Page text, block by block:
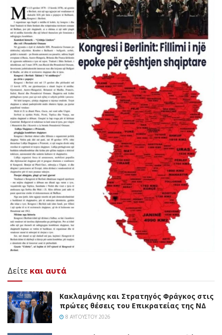
Δείτε και αυτά
Κακλαμάνης και Στρατηγός Φράγκος στις
πρώτες θέσεις του Επικρατείας της ΝΔ
8 ΑΥΓΟΎΣΤΟΥ 2026